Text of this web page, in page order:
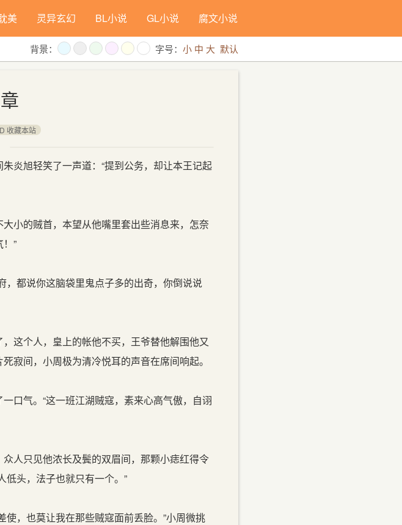
美 灵异玄幻 BL小说 GL小说 腐文小说
背景： 字号： 小 中 大 默认
收藏本站
炎旭轻笑了一声道：“提到公务，却让本王记起
小的贼首，本望从他嘴里套出些消息来，怎奈
”
都说你这脑袋里鬼点子多的出奇，你倒说说
这个人，皇上的帐他不买，王爷替他解围他又
寂间，小周极为清冷悦耳的声音在席间响起。
口气。“这一班江湖贼寇，素来心高气傲，自诩
人只见他浓长及鬓的双眉间，那颗小痣红得令
低头，法子也就只有一个。”
，也莫让我在那些贼寇面前丢脸。”小周微挑